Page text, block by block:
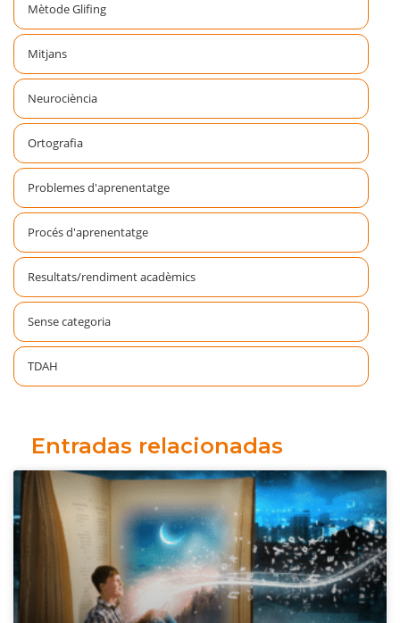
Mètode Glifing
Mitjans
Neurociència
Ortografia
Problemes d'aprenentatge
Procés d'aprenentatge
Resultats/rendiment acadèmics
Sense categoria
TDAH
Entradas relacionadas